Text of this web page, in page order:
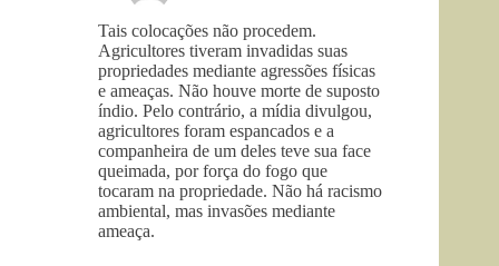
Tais colocações não procedem.
Agricultores tiveram invadidas suas
propriedades mediante agressões físicas
e ameaças. Não houve morte de suposto
índio. Pelo contrário, a mídia divulgou,
agricultores foram espancados e a
companheira de um deles teve sua face
queimada, por força do fogo que
tocaram na propriedade. Não há racismo
ambiental, mas invasões mediante
ameaça.